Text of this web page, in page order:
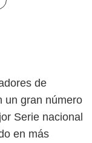
de
un gran número
Serie nacional
en más